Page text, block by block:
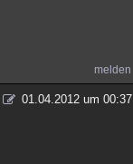
melden
01.04.2012 um 00:37